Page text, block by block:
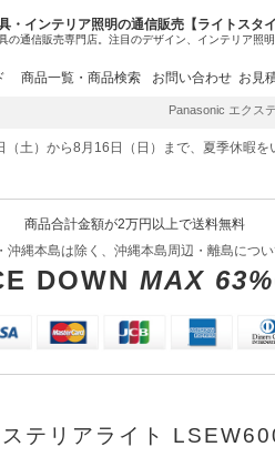
・インテリア照明の通信販売【ライトスタイ
の通信販売専門店。注目のデザイン、インテリア照明
商品一覧・商品検索 お問い合わせ お見
Panasonic エクステリ
（土）から8月16日（日）まで、夏季休暇を
商品合計金額が2万円以上で送料無料
沖縄本島は除く、沖縄本島周辺・離島につい
DOWN MAX
テリアライト